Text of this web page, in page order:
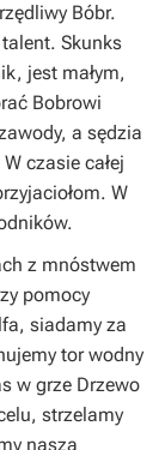
Bóbr.
Skunks
jest małym,
Bobrowi
a sędzia
czasie całej
W
z mnóstwem
pomocy
siadamy za
tor wodny
w grze Drzewo
strzelamy
naszą